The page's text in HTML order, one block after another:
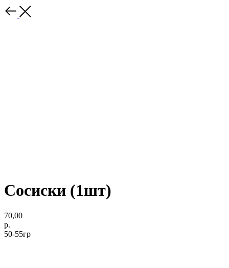
Сосиски (1шт)
70,00
р.
50-55гр